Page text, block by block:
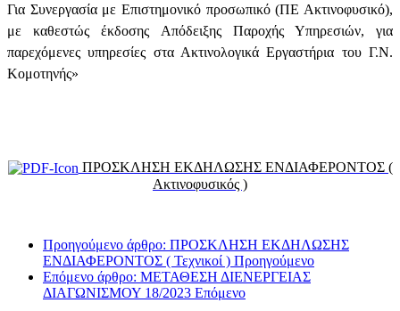
Για Συνεργασία με Επιστημονικό προσωπικό (ΠΕ Ακτινοφυσικό),
με καθεστώς έκδοσης Απόδειξης Παροχής Υπηρεσιών, για
παρεχόμενες υπηρεσίες στα Ακτινολογικά Εργαστήρια του Γ.Ν.
Κομοτηνής»
ΠΡΟΣΚΛΗΣΗ ΕΚΔΗΛΩΣΗΣ ΕΝΔΙΑΦΕΡΟΝΤΟΣ (
Ακτινοφυσικός )
Προηγούμενο άρθρο: ΠΡΟΣΚΛΗΣΗ ΕΚΔΗΛΩΣΗΣ
ΕΝΔΙΑΦΕΡΟΝΤΟΣ ( Τεχνικοί ) Προηγούμενο
Επόμενο άρθρο: ΜΕΤΑΘΕΣΗ ΔΙΕΝΕΡΓΕΙΑΣ
ΔΙΑΓΩΝΙΣΜΟΥ 18/2023 Επόμενο